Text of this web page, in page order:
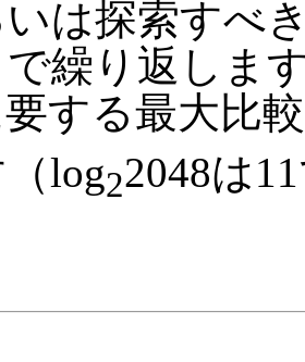
は探索すべ
繰り返しま
する最大比
log22048は